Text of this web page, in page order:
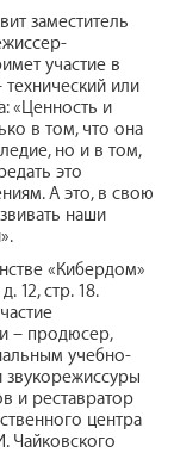
заместитель
участие в
технический или
«Ценность и
в том, что она
но и в том,
это
А это, в свою
наши
«Кибердом»
12, стр. 18.
– продюсер,
учебно-
звукорежиссуры
и реставратор
центра
Чайковского